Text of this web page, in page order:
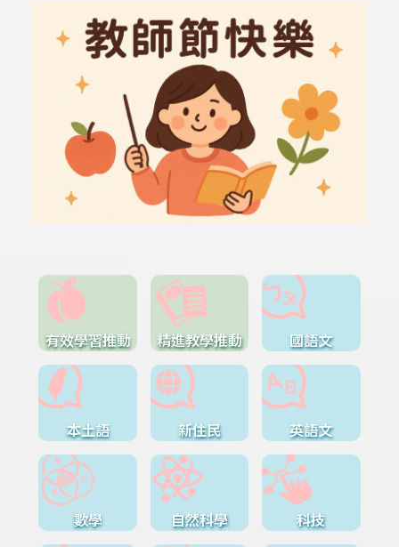
有效學習推動 精進教學推動 國語文
本土語 新住民 英語文
數學 自然科學 科技